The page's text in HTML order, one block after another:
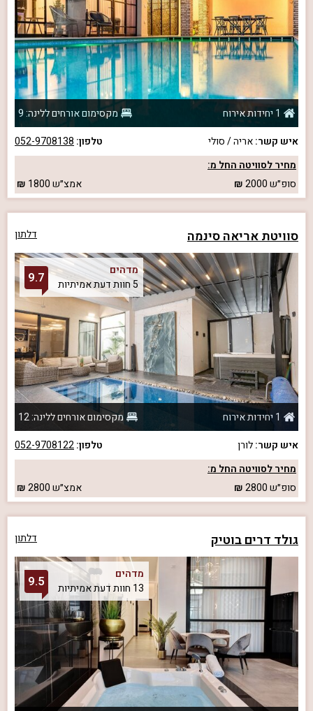
1 יחידות אירוח
מקסימום אורחים ללינה: 9
איש קשר:אריה / סולי טלפון: 052-9708138
מחיר לסוויטה החל מ:
סופ״ש2000 אמצ״ש1800
סוויטת אריאה סינמה דלתון
מדהים
5 חוות דעת אמיתיות
9.7
1 יחידות אירוח
מקסימום אורחים ללינה: 12
איש קשר:לורן טלפון:052-9708122
מחיר לסוויטה החל מ:
סופ״ש2800 אמצ״ש2800
גולד דרים בוטיק דלתון
מדהים
13 חוות דעת אמיתיות
9.5